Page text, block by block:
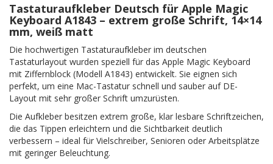
Tastaturaufkleber Deutsch für Apple Magic
Keyboard A1843 – extrem große Schrift, 14×14
mm, weiß matt
Die hochwertigen Tastaturaufkleber im deutschen
Tastaturlayout wurden speziell für das Apple Magic Keyboard
mit Ziffernblock (Modell A1843) entwickelt. Sie eignen sich
perfekt, um eine Mac-Tastatur schnell und sauber auf DE-
Layout mit sehr großer Schrift umzurüsten.
Die Aufkleber besitzen extrem große, klar lesbare Schriftzeichen,
die das Tippen erleichtern und die Sichtbarkeit deutlich
verbessern – ideal für Vielschreiber, Senioren oder Arbeitsplätze
mit geringer Beleuchtung.